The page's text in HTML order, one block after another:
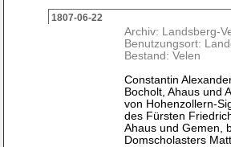
1807-06-22
Archiv: Landsberg-
Benutzungsort:
Bestand: Velen
Constantin
Bocholt, Ahaus und
von Hohenzollern-
des Fürsten
Ahaus und Gemen,
Domscholasters